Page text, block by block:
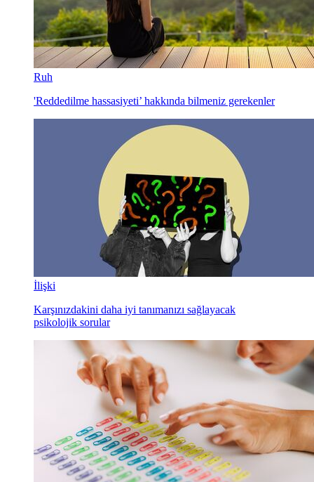
Ruh
'Reddedilme hassasiyeti’ hakkında bilmeniz gerekenler
İlişki
Karşınızdakini daha iyi tanımanızı sağlayacak
psikolojik sorular